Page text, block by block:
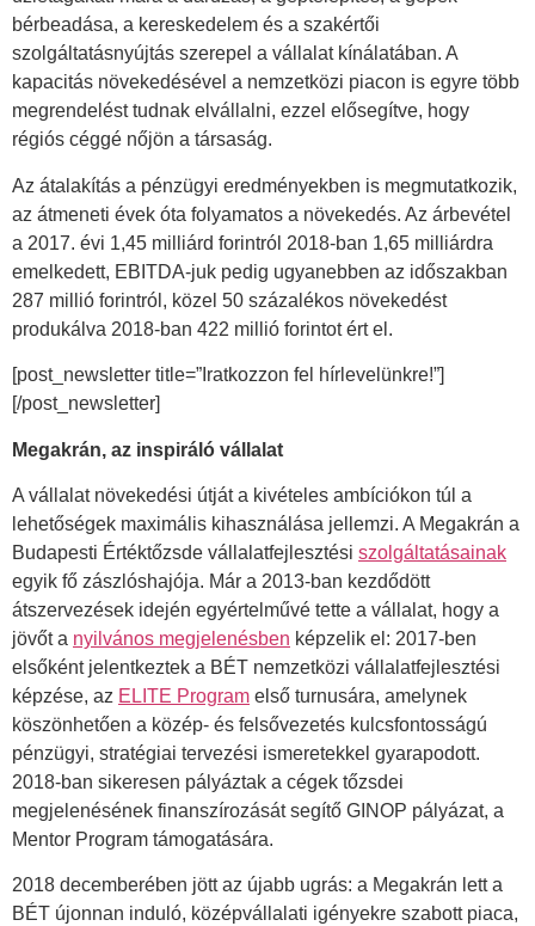
bérbeadása, a kereskedelem és a szakértői
szolgáltatásnyújtás szerepel a vállalat kínálatában. A
kapacitás növekedésével a nemzetközi piacon is egyre több
megrendelést tudnak elvállalni, ezzel elősegítve, hogy
régiós céggé nőjön a társaság.
Az átalakítás a pénzügyi eredményekben is megmutatkozik,
az átmeneti évek óta folyamatos a növekedés. Az árbevétel
a 2017. évi 1,45 milliárd forintról 2018-ban 1,65 milliárdra
emelkedett, EBITDA-juk pedig ugyanebben az időszakban
287 millió forintról, közel 50 százalékos növekedést
produkálva 2018-ban 422 millió forintot ért el.
[post_newsletter title=”Iratkozzon fel hírlevelünkre!”]
[/post_newsletter]
Megakrán, az inspiráló vállalat
A vállalat növekedési útját a kivételes ambíciókon túl a
lehetőségek maximális kihasználása jellemzi. A Megakrán a
Budapesti Értéktőzsde vállalatfejlesztési szolgáltatásainak
egyik fő zászlóshajója. Már a 2013-ban kezdődött
átszervezések idején egyértelművé tette a vállalat, hogy a
jövőt a nyilvános megjelenésben képzelik el: 2017-ben
elsőként jelentkeztek a BÉT nemzetközi vállalatfejlesztési
képzése, az ELITE Program első turnusára, amelynek
köszönhetően a közép- és felsővezetés kulcsfontosságú
pénzügyi, stratégiai tervezési ismeretekkel gyarapodott.
2018-ban sikeresen pályáztak a cégek tőzsdei
megjelenésének finanszírozását segítő GINOP pályázat, a
Mentor Program támogatására.
2018 decemberében jött az újabb ugrás: a Megakrán lett a
BÉT újonnan induló, középvállalati igényekre szabott piaca,